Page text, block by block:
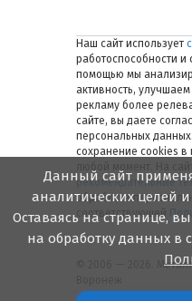
Наш сайт использует
работоспособности и
помощью мы
активность,
рекламу более
сайте, вы даете
персональных
сохранение cookies в
рекомендательные
обработке
соответствующей
© 2006 — 2026.
Данный сайт
аналитических целей
Оставаясь на странице,
на обработку данных в